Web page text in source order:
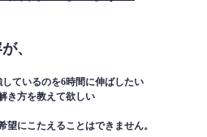
、
ているのを6時間に伸ばしたい
き方を教えて欲しい
望にこたえることはできません。